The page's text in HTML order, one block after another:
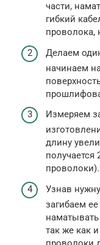
части,
гибкий
проволока,
Делаем
начинаем
Измеряем
длину
проволоки).
Узнав
загибаем
так же как